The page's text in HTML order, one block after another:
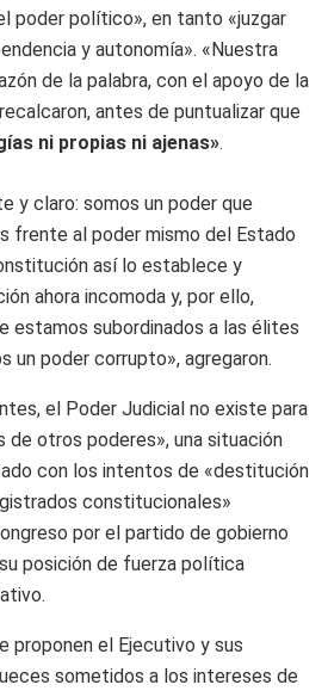
poder político», en tanto «juzgar
y autonomía». «Nuestra
de la palabra, con el apoyo de la
antes de puntualizar que
ni propias ni ajenas».
y claro: somos un poder que
frente al poder mismo del Estado
así lo establece y
ahora incomoda y, por ello,
estamos subordinados a las élites
un poder corrupto», agregaron.
el Poder Judicial no existe para
de otros poderes», una situación
con los intentos de «destitución
constitucionales»
por el partido de gobierno
posición de fuerza política
proponen el Ejecutivo y sus
sometidos a los intereses de